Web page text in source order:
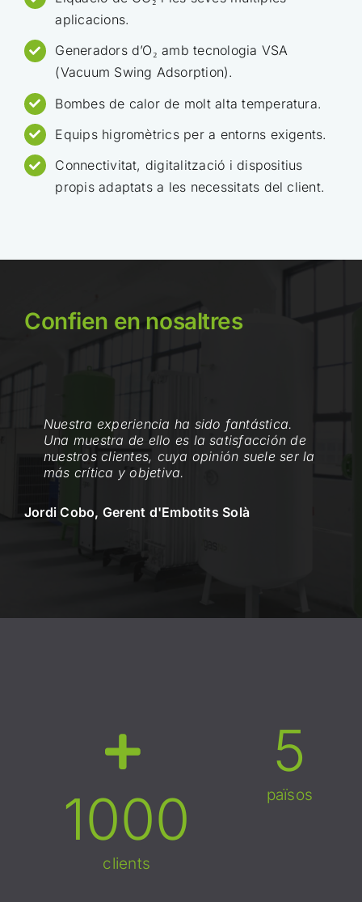
aplicacions.
Generadors d’O₂ amb tecnologia VSA
(Vacuum Swing Adsorption).
Bombes de calor de molt alta temperatura.
Equips higromètrics per a entorns exigents.
Connectivitat, digitalització i dispositius
propis adaptats a les necessitats del client.
Confien en nosaltres
Nuestra experiencia ha sido fantástica.
Una muestra de ello es la satisfacción de
nuestros clientes, cuya opinión suele ser la
más crítica y objetiva.
Jordi Cobo, Gerent d'Embotits Solà
1000
clients
5
països